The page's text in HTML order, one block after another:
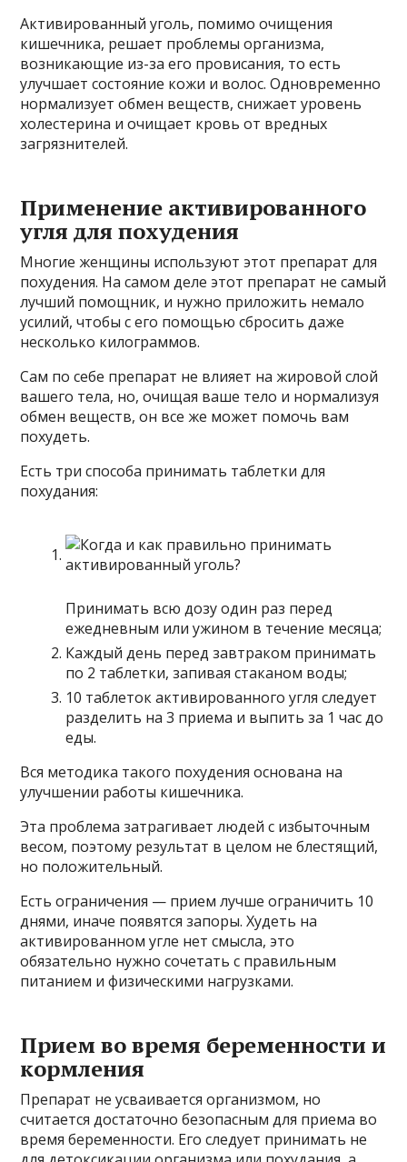
Активированный уголь, помимо очищения
кишечника, решает проблемы организма,
возникающие из-за его провисания, то есть
улучшает состояние кожи и волос. Одновременно
нормализует обмен веществ, снижает уровень
холестерина и очищает кровь от вредных
загрязнителей.
Применение активированного
угля для похудения
Многие женщины используют этот препарат для
похудения. На самом деле этот препарат не самый
лучший помощник, и нужно приложить немало
усилий, чтобы с его помощью сбросить даже
несколько килограммов.
Сам по себе препарат не влияет на жировой слой
вашего тела, но, очищая ваше тело и нормализуя
обмен веществ, он все же может помочь вам
похудеть.
Есть три способа принимать таблетки для
похудания:
Принимать всю дозу один раз перед
ежедневным или ужином в течение месяца;
Каждый день перед завтраком принимать
по 2 таблетки, запивая стаканом воды;
10 таблеток активированного угля следует
разделить на 3 приема и выпить за 1 час до
еды.
Вся методика такого похудения основана на
улучшении работы кишечника.
Эта проблема затрагивает людей с избыточным
весом, поэтому результат в целом не блестящий,
но положительный.
Есть ограничения — прием лучше ограничить 10
днями, иначе появятся запоры. Худеть на
активированном угле нет смысла, это
обязательно нужно сочетать с правильным
питанием и физическими нагрузками.
Прием во время беременности и
кормления
Препарат не усваивается организмом, но
считается достаточно безопасным для приема во
время беременности. Его следует принимать не